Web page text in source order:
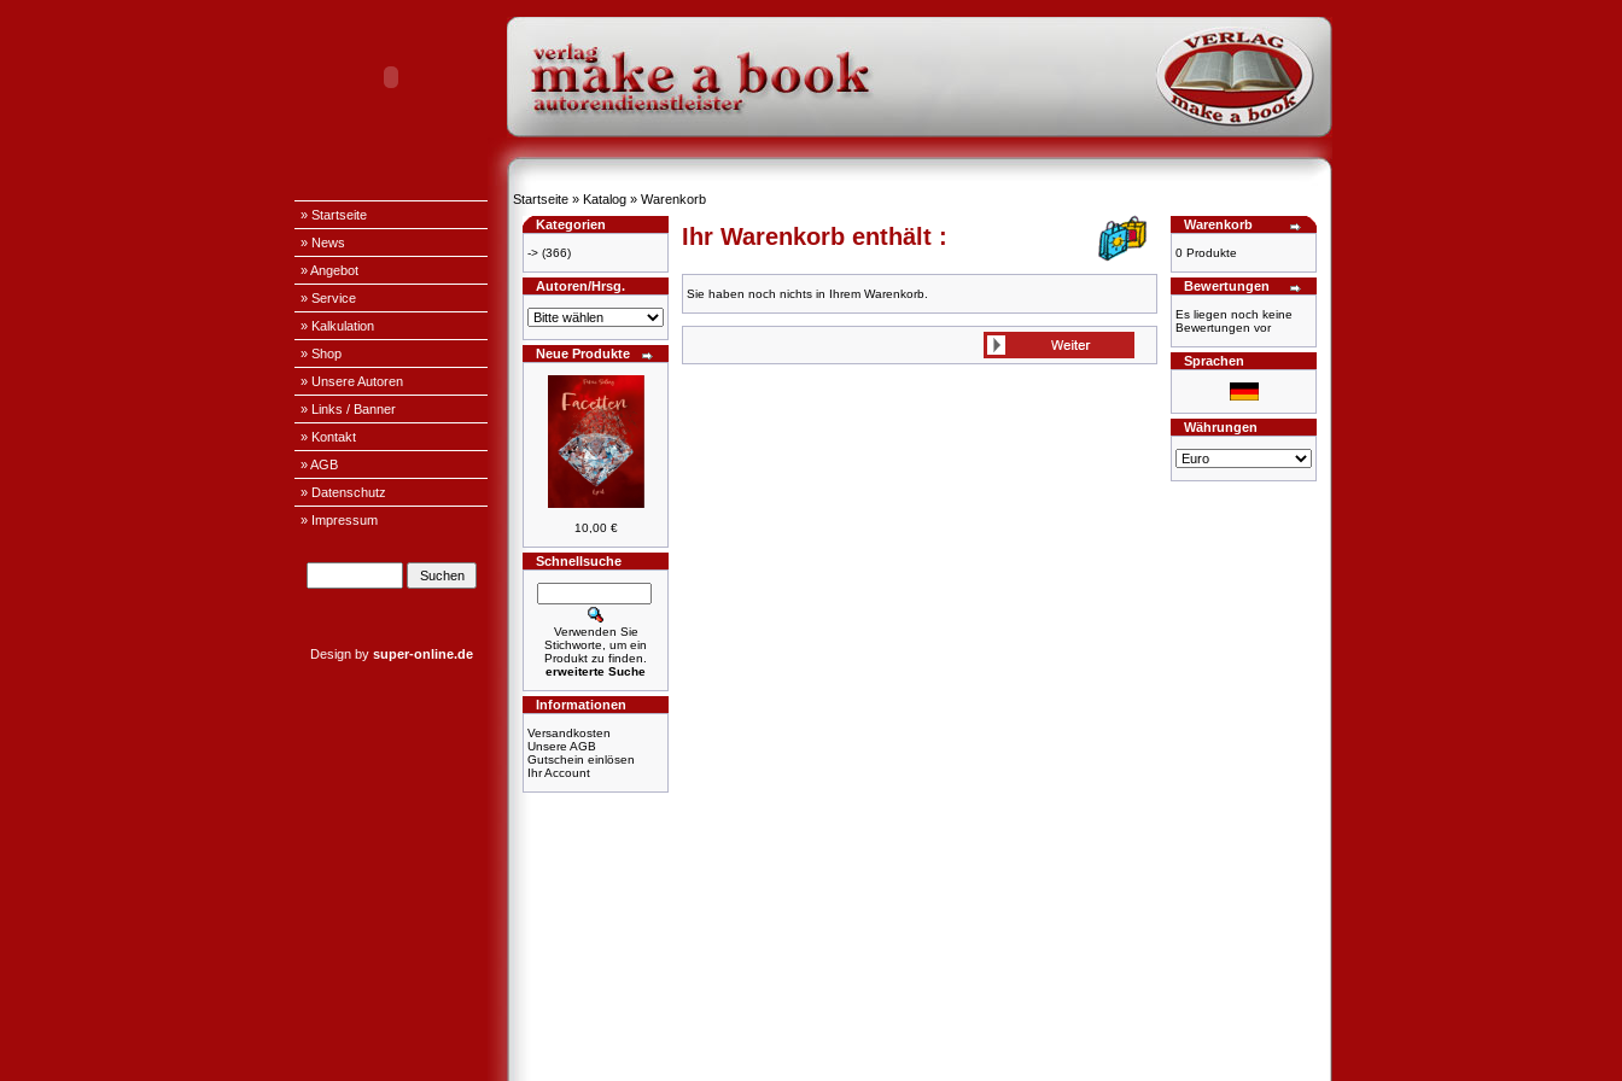
» Startseite
» News
» Angebot
» Service
» Kalkulation
» Shop
» Unsere Autoren
» Links / Banner
» Kontakt
» AGB
» Datenschutz
» Impressum
Design by super-online.de
Startseite » Katalog » Warenkorb
Kategorien
-> (366)
Autoren/Hrsg.
Neue Produkte
10,00 €
Schnellsuche
Verwenden Sie
Stichworte, um ein
Produkt zu finden.
erweiterte Suche
Informationen
Versandkosten
Unsere AGB
Gutschein einlösen
Ihr Account
Ihr Warenkorb enthält :
Sie haben noch nichts in Ihrem Warenkorb.
Warenkorb
0 Produkte
Bewertungen
Es liegen noch keine
Bewertungen vor
Sprachen
Währungen